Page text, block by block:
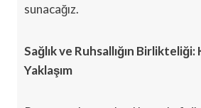
sunacağız.
Sağlık ve Ruhsallığın Birlikteliği:
Yaklaşım